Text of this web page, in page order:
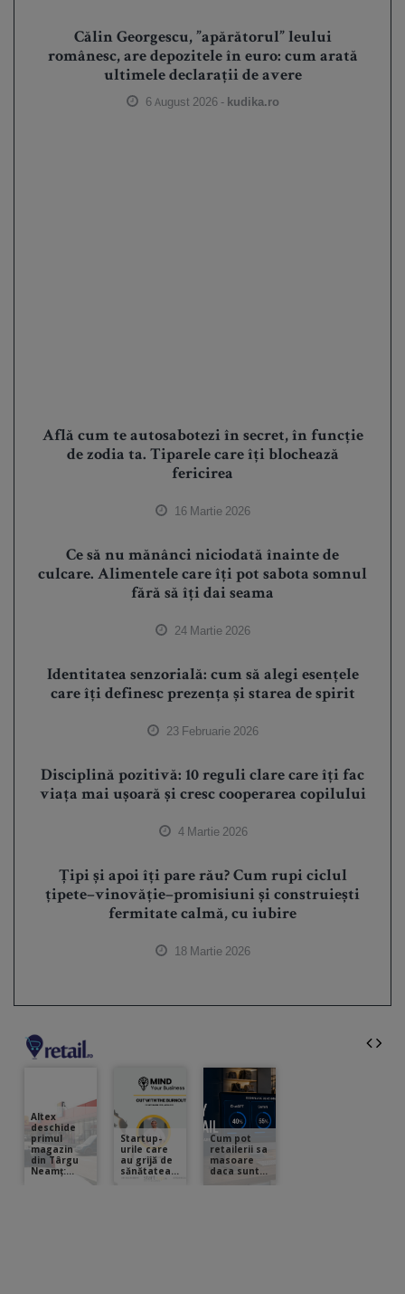
Călin Georgescu, ”apărătorul” leului
românesc, are depozitele în euro: cum arată
ultimele declarații de avere
6 August 2026 - kudika.ro
Află cum te autosabotezi în secret, în funcție
de zodia ta. Tiparele care îți blochează
fericirea
16 Martie 2026
Ce să nu mănânci niciodată înainte de
culcare. Alimentele care îți pot sabota somnul
fără să îți dai seama
24 Martie 2026
Identitatea senzorială: cum să alegi esențele
care îți definesc prezența și starea de spirit
23 Februarie 2026
Disciplină pozitivă: 10 reguli clare care îți fac
viața mai ușoară și cresc cooperarea copilului
4 Martie 2026
Țipi și apoi îți pare rău? Cum rupi ciclul
țipete–vinovăție–promisiuni și construiești
fermitate calmă, cu iubire
18 Martie 2026